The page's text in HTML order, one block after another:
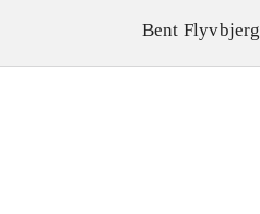
Bent Flyvbjerg